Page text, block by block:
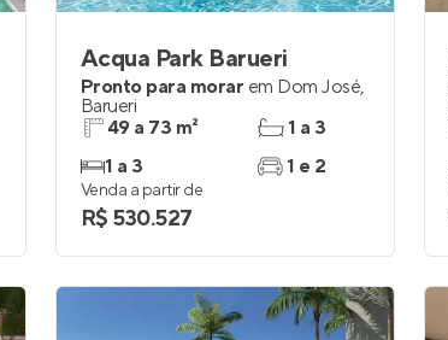
Acqua Park Barueri
Pronto para morar em Dom José,
Barueri
49 a 73 m²
1 a 3
1 a 3
1 e 2
Venda a partir de
R$ 530.527